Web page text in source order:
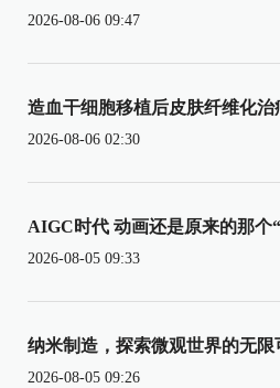
2026-08-06 09:47
造血干细胞移植后皮肤纤维化治
2026-08-06 02:30
AIGC时代 动画还是原来的那个
2026-08-05 09:33
纳米制造，探索微观世界的无限
2026-08-05 09:26